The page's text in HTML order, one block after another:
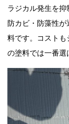
ラジカル発生を抑
防カビ・防藻性
料です。コスト
の塗料では一番選